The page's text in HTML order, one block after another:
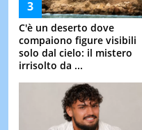
C'è un deserto dove
compaiono figure visibili
solo dal cielo: il mistero
irrisolto da ...